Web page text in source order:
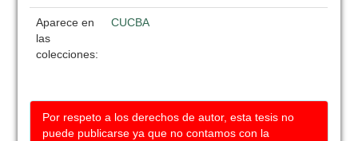
Aparece en
las
colecciones:
CUCBA
Por respeto a los derechos de autor, esta tesis no
puede publicarse ya que no contamos con la